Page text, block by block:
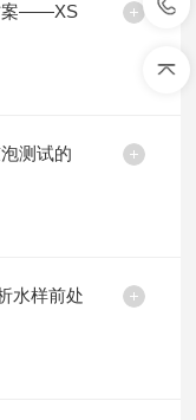
案——XS
测试的
水样前处